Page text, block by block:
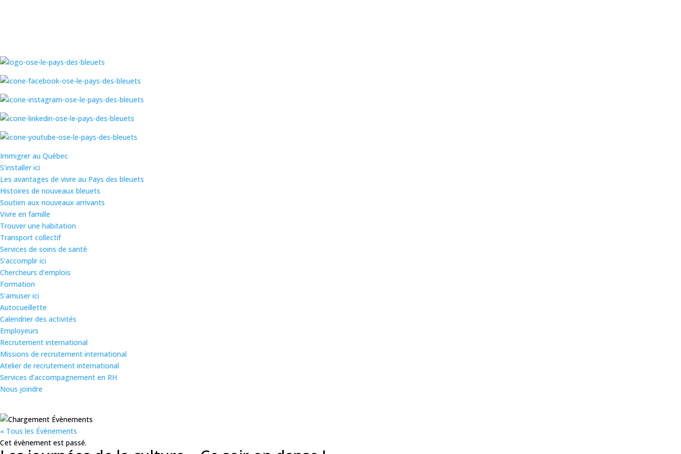
Immigrer au Québec
S’installer ici
Les avantages de vivre au Pays des bleuets
Histoires de nouveaux bleuets
Soutien aux nouveaux arrivants
Vivre en famille
Trouver une habitation
Transport collectif
Services de soins de santé
S’accomplir ici
Chercheurs d’emplois
Formation
S’amuser ici
Autocueillette
Calendrier des activités
Employeurs
Recrutement international
Missions de recrutement international
Atelier de recrutement international
Services d’accompagnement en RH
Nous joindre
« Tous les Évènements
Cet évènement est passé.